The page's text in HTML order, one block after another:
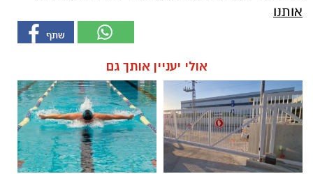
אותנו
אולי יעניין אותך גם